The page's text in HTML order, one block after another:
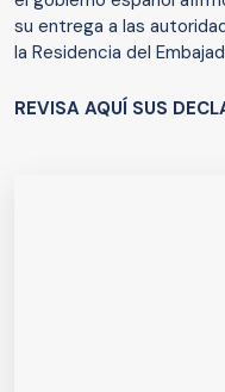
su entrega a las
la Residencia del
REVISA AQUÍ SUS